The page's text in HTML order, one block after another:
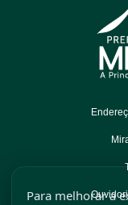
Para melhorar a